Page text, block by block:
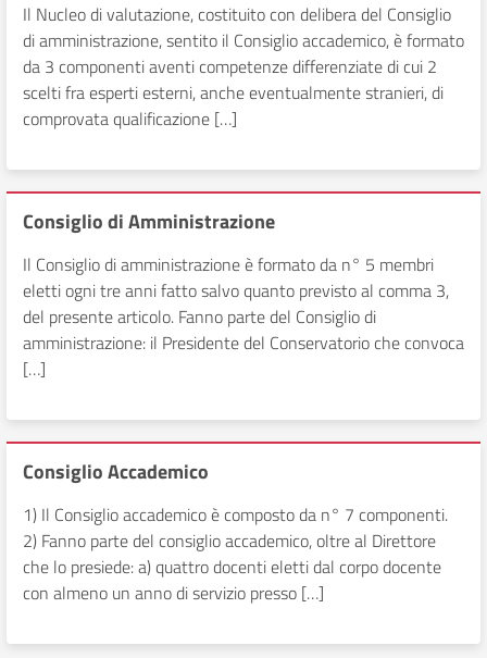
Il Nucleo di valutazione, costituito con delibera del Consiglio
di amministrazione, sentito il Consiglio accademico, è formato
da 3 componenti aventi competenze differenziate di cui 2
scelti fra esperti esterni, anche eventualmente stranieri, di
comprovata qualificazione […]
Consiglio di Amministrazione
Il Consiglio di amministrazione è formato da n° 5 membri
eletti ogni tre anni fatto salvo quanto previsto al comma 3,
del presente articolo. Fanno parte del Consiglio di
amministrazione: il Presidente del Conservatorio che convoca
[…]
Consiglio Accademico
1) Il Consiglio accademico è composto da n° 7 componenti.
2) Fanno parte del consiglio accademico, oltre al Direttore
che lo presiede: a) quattro docenti eletti dal corpo docente
con almeno un anno di servizio presso […]